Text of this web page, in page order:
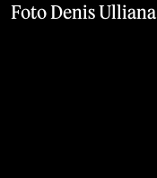
Foto Denis Ulliana